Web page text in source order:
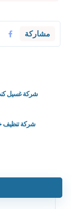
شركة غسيل كنب بالأحساء